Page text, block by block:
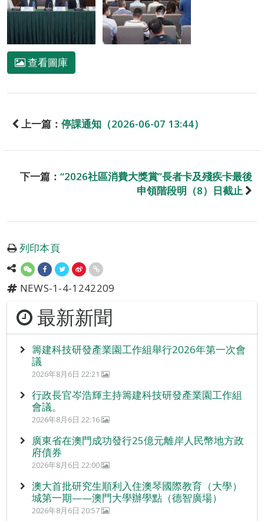
查看圖庫
上一篇： 停課通知（2026-06-07 13:44）
下一篇： “2026社區消費大獎賞”長者卡及殘疾卡最後
申領階段明（8）日截止
列印本頁
NEWS-1-4-1242209
最新新聞
籌建科技研發產業園工作組舉行2026年第一次會
議
2026年8月6日 22:21
行政長官岑浩輝主持籌建科技研發產業園工作組
會議。
2026年8月6日 22:16
廣東省在澳門成功發行25億元離岸人民幣地方政
府債券
2026年8月6日 22:00
澳大首批研究生順利入住澳琴國際教育（大學）
城第一期——澳門大學辦學點（德智廣場）
2026年8月6日 20:57